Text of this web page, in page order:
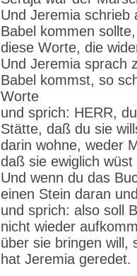
Und Jeremia schrieb
Babel kommen
diese Worte, die
Und Jeremia sprach
Babel kommst, so
Worte
und sprich: HERR,
Stätte, daß du sie
darin wohne, weder
daß sie ewiglich wüst
Und wenn du das
einen Stein daran
und sprich: also soll
nicht wieder
über sie bringen will,
hat Jeremia geredet.